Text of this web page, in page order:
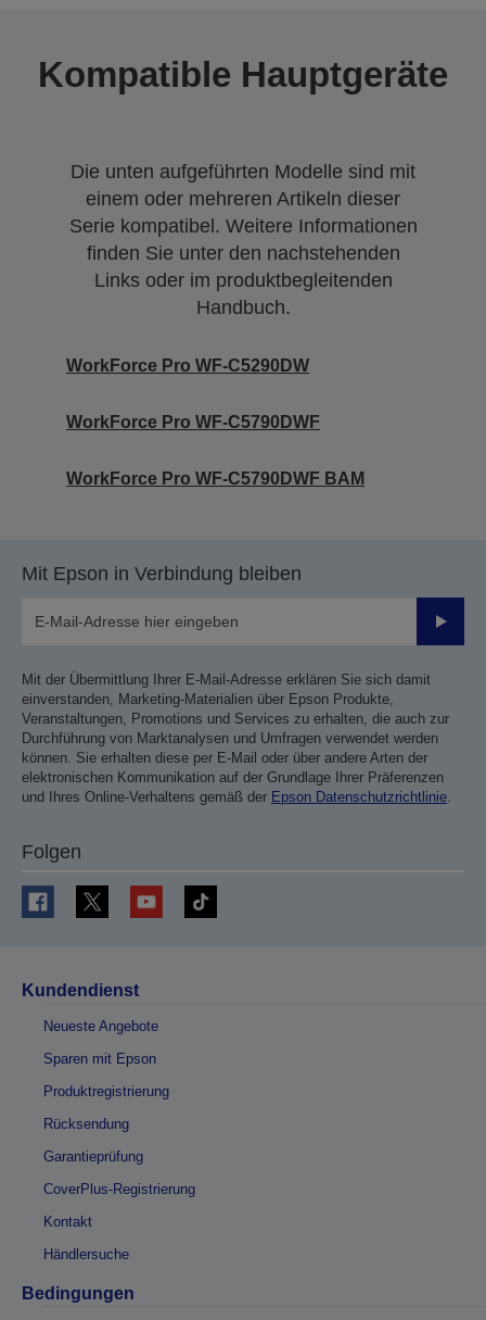
Kompatible Hauptgeräte
Die unten aufgeführten Modelle sind mit
einem oder mehreren Artikeln dieser
Serie kompatibel. Weitere Informationen
finden Sie unter den nachstehenden
Links oder im produktbegleitenden
Handbuch.
WorkForce Pro WF-C5290DW
WorkForce Pro WF-C5790DWF
WorkForce Pro WF-C5790DWF BAM
Mit Epson in Verbindung bleiben
Mit der Übermittlung Ihrer E-Mail-Adresse erklären Sie sich damit
einverstanden, Marketing-Materialien über Epson Produkte,
Veranstaltungen, Promotions und Services zu erhalten, die auch zur
Durchführung von Marktanalysen und Umfragen verwendet werden
können. Sie erhalten diese per E-Mail oder über andere Arten der
elektronischen Kommunikation auf der Grundlage Ihrer Präferenzen
und Ihres Online-Verhaltens gemäß der Epson Datenschutzrichtlinie.
Folgen
Kundendienst
Neueste Angebote
Sparen mit Epson
Produktregistrierung
Rücksendung
Garantieprüfung
CoverPlus-Registrierung
Kontakt
Händlersuche
Bedingungen